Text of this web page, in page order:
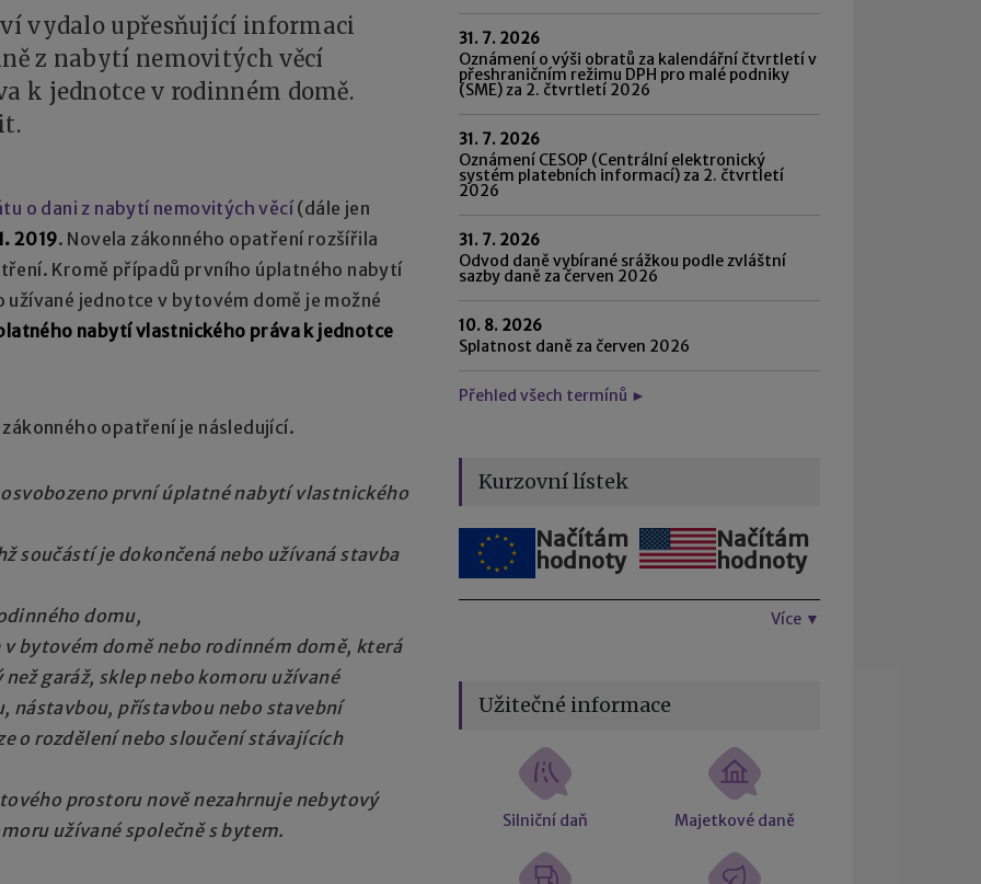
vydalo upřesňující informaci
z nabytí nemovitých věcí
k jednotce v rodinném domě.
o dani z nabytí nemovitých věcí (dále jen
2019. Novela zákonného opatření rozšířila
Kromě případů prvního úplatného nabytí
jednotce v bytovém domě je možné
nabytí vlastnického práva k jednotce
opatření je následující.
první úplatné nabytí vlastnického
součástí je dokončená nebo užívaná stavba
domu,
bytovém domě nebo rodinném domě, která
garáž, sklep nebo komoru užívané
nástavbou, přístavbou nebo stavební
o rozdělení nebo sloučení stávajících
prostoru nově nezahrnuje nebytový
užívané společně s bytem.
31. 7. 2026
Oznámení o výši obratů za kalendářní čtvrtletí v
přeshraničním režimu DPH pro malé podniky
(SME) za 2. čtvrtletí 2026
31. 7. 2026
Oznámení CESOP (Centrální elektronický
systém platebních informací) za 2. čtvrtletí
2026
31. 7. 2026
Odvod daně vybírané srážkou podle zvláštní
sazby daně za červen 2026
10. 8. 2026
Splatnost daně za červen 2026
Přehled všech termínů ►
Kurzovní lístek
Načítám
hodnoty
Načítám
hodnoty
Více ▼
Užitečné informace
Silniční daň Majetkové daně